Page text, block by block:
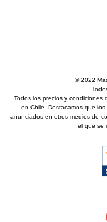
© 2022
Todos los precios y condiciones
en Chile. Destacamos que
anunciados en otros medios de
el que se